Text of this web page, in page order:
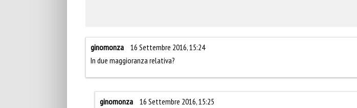
ginomonza
16 Settembre 2016, 15:24
In due maggioranza relativa?
ginomonza
16 Settembre 2016, 15:25